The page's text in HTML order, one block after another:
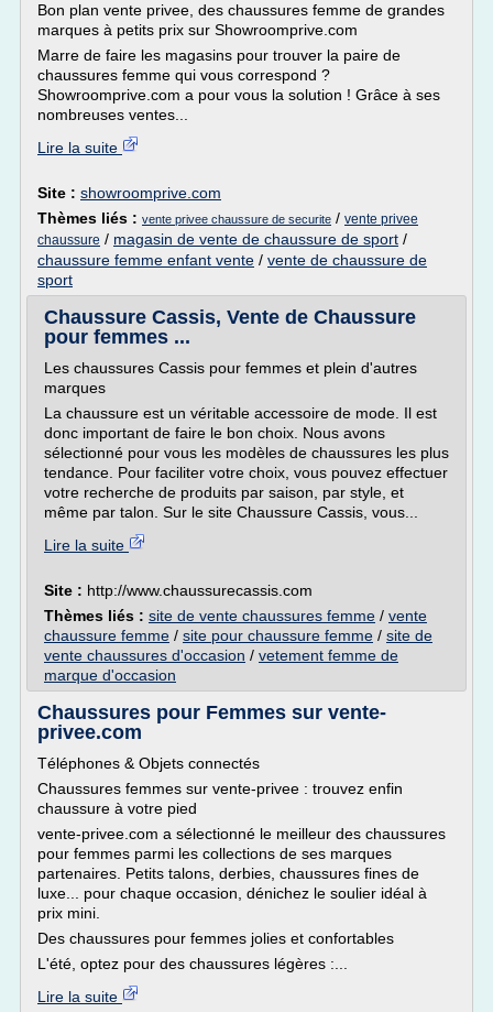
Bon plan vente privee, des chaussures femme de grandes
marques à petits prix sur Showroomprive.com
Marre de faire les magasins pour trouver la paire de
chaussures femme qui vous correspond ?
Showroomprive.com a pour vous la solution ! Grâce à ses
nombreuses ventes...
Lire la suite
Site : showroomprive.com
Thèmes liés : vente privee chaussure de securite / vente privee
chaussure / magasin de vente de chaussure de sport /
chaussure femme enfant vente / vente de chaussure de
sport
Chaussure Cassis, Vente de Chaussure
pour femmes ...
Les chaussures Cassis pour femmes et plein d'autres
marques
La chaussure est un véritable accessoire de mode. Il est
donc important de faire le bon choix. Nous avons
sélectionné pour vous les modèles de chaussures les plus
tendance. Pour faciliter votre choix, vous pouvez effectuer
votre recherche de produits par saison, par style, et
même par talon. Sur le site Chaussure Cassis, vous...
Lire la suite
Site : http://www.chaussurecassis.com
Thèmes liés : site de vente chaussures femme / vente
chaussure femme / site pour chaussure femme / site de
vente chaussures d'occasion / vetement femme de
marque d'occasion
Chaussures pour Femmes sur vente-
privee.com
Téléphones & Objets connectés
Chaussures femmes sur vente-privee : trouvez enfin
chaussure à votre pied
vente-privee.com a sélectionné le meilleur des chaussures
pour femmes parmi les collections de ses marques
partenaires. Petits talons, derbies, chaussures fines de
luxe... pour chaque occasion, dénichez le soulier idéal à
prix mini.
Des chaussures pour femmes jolies et confortables
L'été, optez pour des chaussures légères :...
Lire la suite